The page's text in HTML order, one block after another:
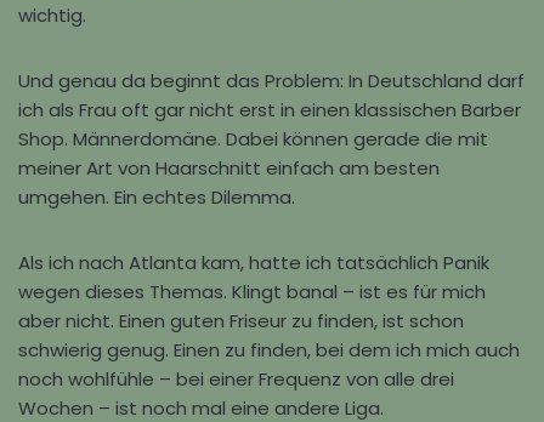
wichtig.
Und genau da beginnt das Problem: In Deutschland darf
ich als Frau oft gar nicht erst in einen klassischen Barber
Shop. Männerdomäne. Dabei können gerade die mit
meiner Art von Haarschnitt einfach am besten
umgehen. Ein echtes Dilemma.
Als ich nach Atlanta kam, hatte ich tatsächlich Panik
wegen dieses Themas. Klingt banal – ist es für mich
aber nicht. Einen guten Friseur zu finden, ist schon
schwierig genug. Einen zu finden, bei dem ich mich auch
noch wohlfühle – bei einer Frequenz von alle drei
Wochen – ist noch mal eine andere Liga.